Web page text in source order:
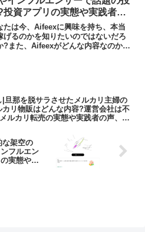
投資アプリの実態や実践者の
口コミや評判を調査しました
たは今、Aifeexに興味を持ち、本当
げるのかを知りたいのではないだろ
?また、Aifeexがどんな内容なのかを
|旦那を脱サラさせたメルカリ主婦の
カリ物販はどんな内容?運営会社は不
ルカリ転売の実態や実践者の声、口
架空の
フルエン
実態や実